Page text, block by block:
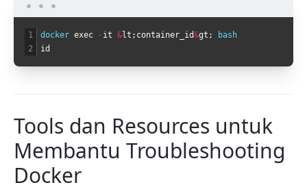
1
2
docker exec -it &lt ; container_id&gt ;
bash
id
Tools dan Resources untuk
Membantu Troubleshooting
Docker